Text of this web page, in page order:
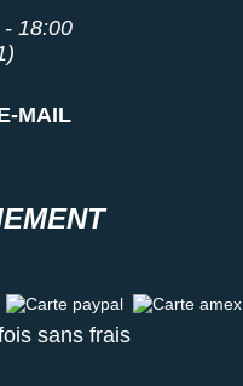
- 18:00
MAIL
Carte paypal Carte amex
sans frais